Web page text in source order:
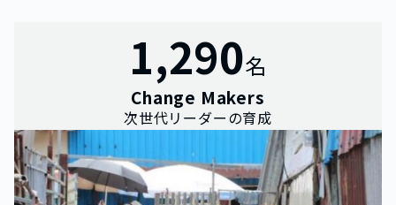
1,290名
Change Makers
次世代リーダーの育成